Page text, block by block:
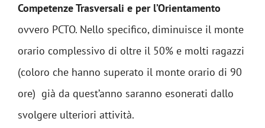
Competenze Trasversali e per l’Orientamento
ovvero PCTO. Nello specifico, diminuisce il monte
orario complessivo di oltre il 50% e molti ragazzi
(coloro che hanno superato il monte orario di 90
ore) già da quest’anno saranno esonerati dallo
svolgere ulteriori attività.